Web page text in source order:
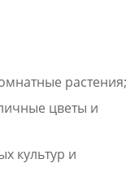
растения;
цветы и
культур и